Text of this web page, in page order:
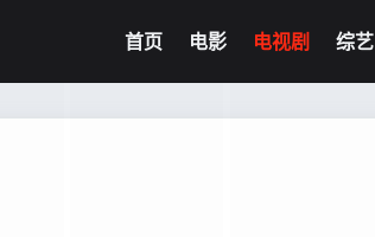
首页 电影 电视剧 综艺